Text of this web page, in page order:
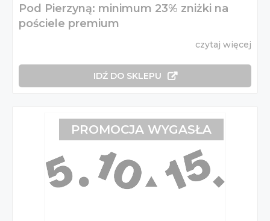
Pod Pierzyną: minimum 23% zniżki na
pościele premium
czytaj więcej
IDŹ DO SKLEPU
PROMOCJA WYGASŁA